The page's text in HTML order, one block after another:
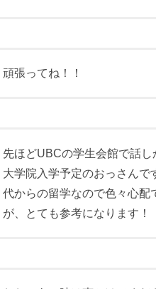
頑張ってね！！
先ほどUBCの学生会館で話し
大学院入学予定のおっさんで
代からの留学なので色々心配
が、とても参考になります！